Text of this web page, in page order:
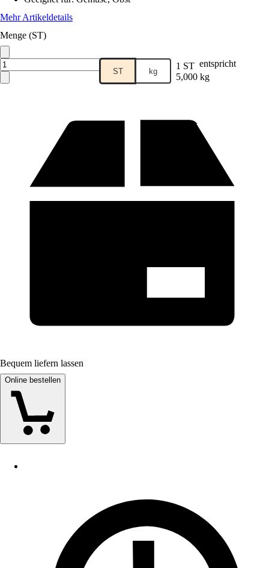
Mehr Artikeldetails
Menge (ST)
ST kg 1 ST entspricht
5,000 kg
Bequem liefern lassen
Online bestellen